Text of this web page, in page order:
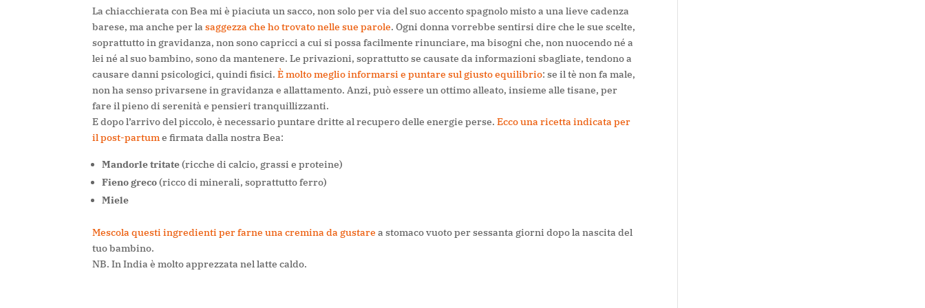
La chiacchierata con Bea mi è piaciuta un sacco, non solo per via del suo accento spagnolo misto a una lieve cadenza
barese, ma anche per lasaggezza che ho trovato nelle sue parole. Ogni donna vorrebbe sentirsi dire che le sue scelte,
soprattutto in gravidanza, non sono capricci a cui si possa facilmente rinunciare, ma bisogni che, non nuocendo né a
lei né al suo bambino, sono da mantenere. Le privazioni, soprattutto se causate da informazioni sbagliate, tendono a
causare danni psicologici, quindi fisici.È molto meglio informarsi e puntare sul giusto equilibrio: se il tè non fa male,
non ha senso privarsene in gravidanza e allattamento. Anzi, può essere un ottimo alleato, insieme alle tisane, per
fare il pieno di serenità e pensieri tranquillizzanti.
E dopo l’arrivo del piccolo, è necessario puntare dritte al recupero delle energie perse.Ecco una ricetta indicata per
il post-partume firmata dalla nostra Bea:
Mandorle tritate(ricche di calcio, grassi e proteine)
Fieno greco(ricco di minerali, soprattutto ferro)
Miele
Mescola questi ingredienti per farne una cremina da gustare a stomaco vuoto per sessanta giorni dopo la nascita del
tuo bambino.
NB. In India è molto apprezzata nel latte caldo.